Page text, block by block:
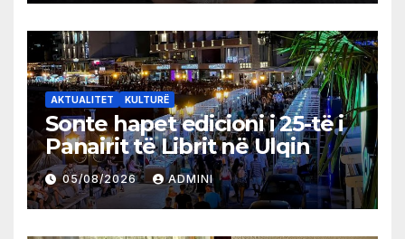
AKTUALITET KULTURË
Sonte hapet edicioni i 25-të i
Panairit të Librit në Ulqin
05/08/2026 ADMINI